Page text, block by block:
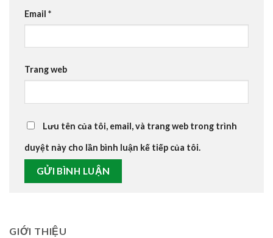
Email *
Trang web
Lưu tên của tôi, email, và trang web trong trình
duyệt này cho lần bình luận kế tiếp của tôi.
GIỚI THIỆU